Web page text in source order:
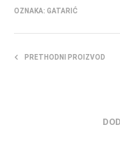
OZNAKA: GATARIĆ
PRETHODNI PROIZVOD